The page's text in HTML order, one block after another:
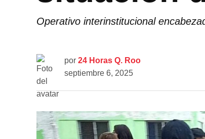
Operativo interinstitucional
por 24 Horas Q. Roo
septiembre 6, 2025